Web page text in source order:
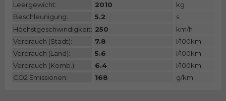
Leergewicht: 2010
kg
Beschleunigung:
5.2
s
Höchstgeschwindigkeit: 250
km/h
Verbrauch (Stadt):
7.8
l/100km
Verbrauch (Land):
5.6
l/100km
Verbrauch (Komb.):
6.4
l/100km
CO2 Emissionen:
168 g/km